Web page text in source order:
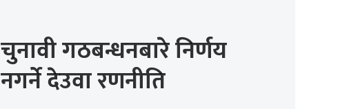
चुनावी गठबन्धनबारे निर्णय
नगर्ने देउवा रणनीति